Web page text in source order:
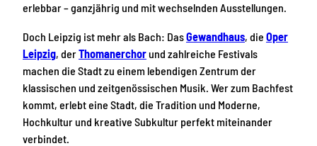
erlebbar – ganzjährig und mit wechselnden Ausstellungen.
Doch Leipzig ist mehr als Bach: DasGewandhaus, die Oper
Leipzig, derThomanerchorund zahlreiche Festivals
machen die Stadt zu einem lebendigen Zentrum der
klassischen und zeitgenössischen Musik. Wer zum Bachfest
kommt, erlebt eine Stadt, die Tradition und Moderne,
Hochkultur und kreative Subkultur perfekt miteinander
verbindet.